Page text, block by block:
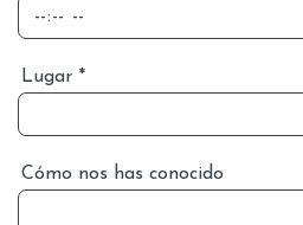
Lugar *
Cómo nos has conocido